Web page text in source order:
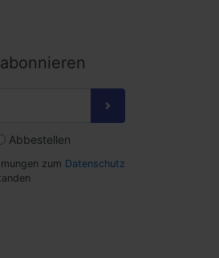
Abbestellen
zum Datenschutz